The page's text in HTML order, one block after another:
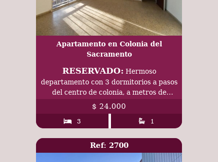
Apartamento en Colonia del
Sacramento
RESERVADO:
departamento con 3 dormitorios a pasos
del centro de colonia, a metros de
terminal de ómnibus y puerto BQB.
$ 24.000
3 1
Ref: 2700